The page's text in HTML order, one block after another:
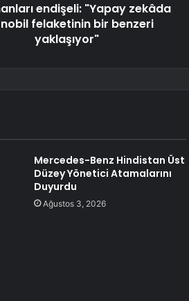
endişeli: "Yapay zekâda
felaketinin bir benzeri
yaklaşıyor"
Mercedes-Benz Hindistan Üst
Düzey Yönetici Atamalarını
Duyurdu
Ağustos 3, 2026